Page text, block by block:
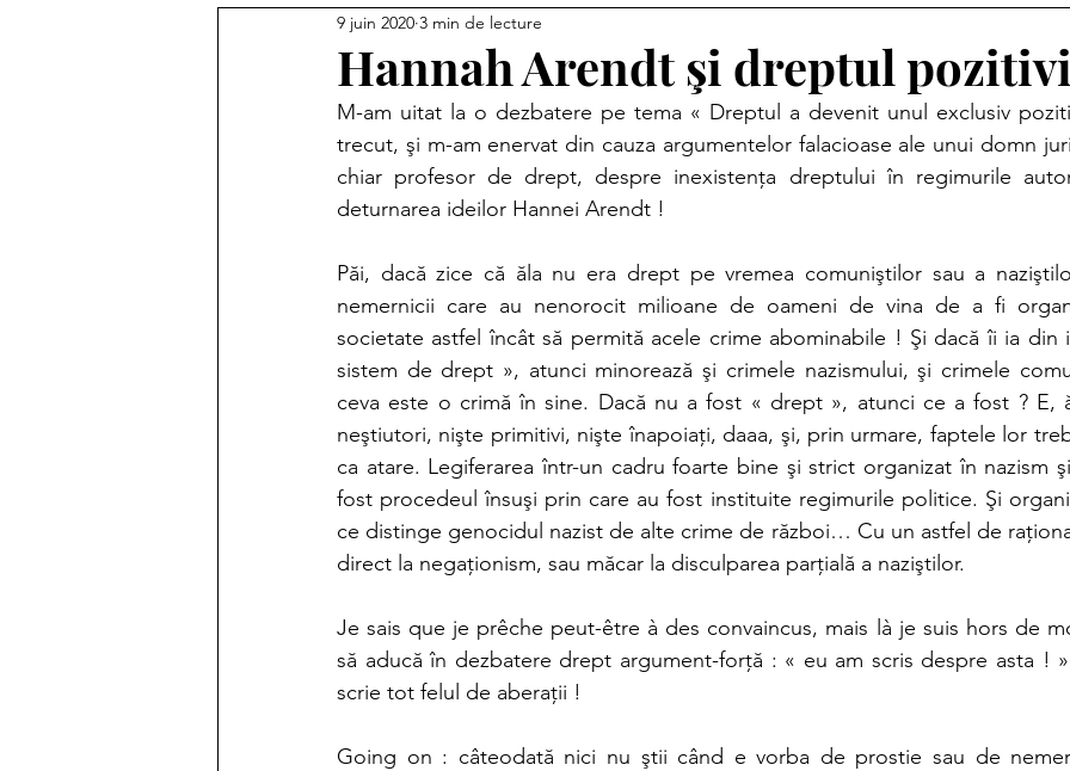
Jurilinguistique contrastive
Hannah Arendt şi dreptul
9 juin 2020 3 min de lecture
M-am uitat la o dezbatere pe tema « Dreptul a devenit unul exclusiv
trecut, şi m-am enervat din cauza argumentelor falacioase ale unui domn
chiar profesor de drept, despre inexistenţa dreptului în regimurile
deturnarea ideilor Hannei Arendt !
Păi, dacă zice că ăla nu era drept pe vremea comuniştilor sau a
nemernicii care au nenorocit milioane de oameni de vina de a fi
societate astfel încât să permită acele crime abominabile ! Şi dacă îi ia din
sistem de drept », atunci minorează şi crimele nazismului, şi crimele
ceva este o crimă în sine. Dacă nu a fost « drept », atunci ce a fost ? E,
neştiutori, nişte primitivi, nişte înapoiaţi, daaa, şi, prin urmare, faptele lor
ca atare. Legiferarea într-un cadru foarte bine şi strict organizat în nazism
fost procedeul însuşi prin care au fost instituite regimurile politice. Şi
ce distinge genocidul nazist de alte crime de război… Cu un astfel de
direct la negaţionism, sau măcar la disculparea parţială a naziştilor.
Je sais que je prêche peut-être à des convaincus, mais là je suis hors de
să aducă în dezbatere drept argument-forţă : « eu am scris despre asta !
scrie tot felul de aberaţii !
Going on : câteodată nici nu ştii când e vorba de prostie sau de